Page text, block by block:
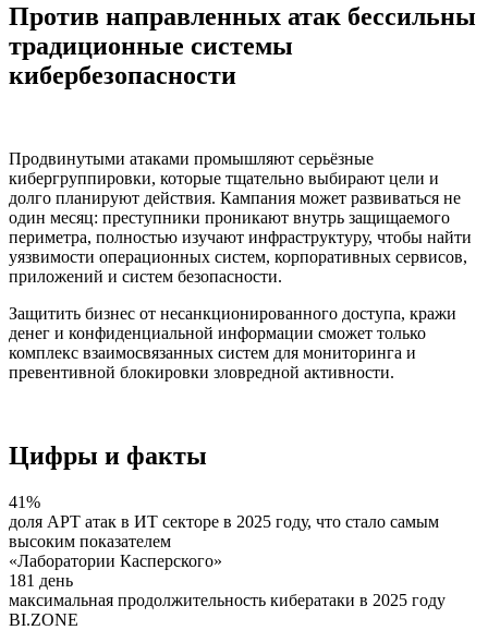
Против направленных атак бессильны
традиционные системы
кибербезопасности
Продвинутыми атаками промышляют серьёзные
кибергруппировки, которые тщательно выбирают цели и
долго планируют действия. Кампания может развиваться не
один месяц: преступники проникают внутрь защищаемого
периметра, полностью изучают инфраструктуру, чтобы найти
уязвимости операционных систем, корпоративных сервисов,
приложений и систем безопасности.
Защитить бизнес от несанкционированного доступа, кражи
денег и конфиденциальной информации сможет только
комплекс взаимосвязанных систем для мониторинга и
превентивной блокировки зловредной активности.
Цифры и факты
41%
доля APT атак в ИТ секторе в 2025 году, что стало самым
высоким показателем
«Лаборатории Касперского»
181 день
максимальная продолжительность кибератаки в 2025 году
BI.ZONE